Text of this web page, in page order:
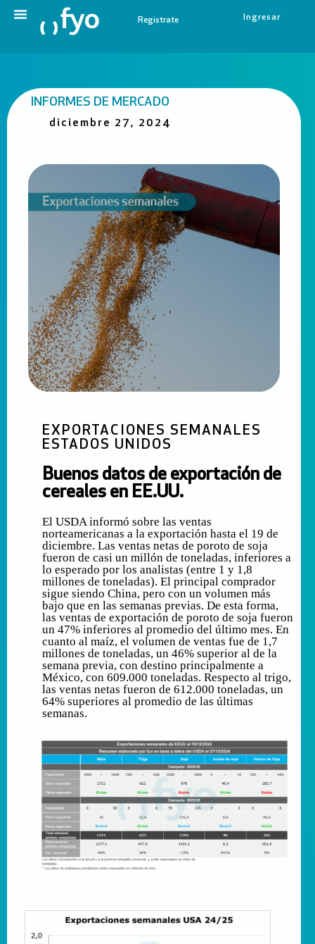
Registrate Ingresar
INFORMES DE MERCADO
diciembre 27, 2024
EXPORTACIONES SEMANALES
ESTADOS UNIDOS
Buenos datos de exportación de
cereales en EE.UU.
El USDA informó sobre las ventas
norteamericanas a la exportación hasta el 19 de
diciembre. Las ventas netas de poroto de soja
fueron de casi un millón de toneladas, inferiores a
lo esperado por los analistas (entre 1 y 1,8
millones de toneladas). El principal comprador
sigue siendo China, pero con un volumen más
bajo que en las semanas previas. De esta forma,
las ventas de exportación de poroto de soja fueron
un 47% inferiores al promedio del último mes. En
cuanto al maíz, el volumen de ventas fue de 1,7
millones de toneladas, un 46% superior al de la
semana previa, con destino principalmente a
México, con 609.000 toneladas. Respecto al trigo,
las ventas netas fueron de 612.000 toneladas, un
64% superiores al promedio de las últimas
semanas.